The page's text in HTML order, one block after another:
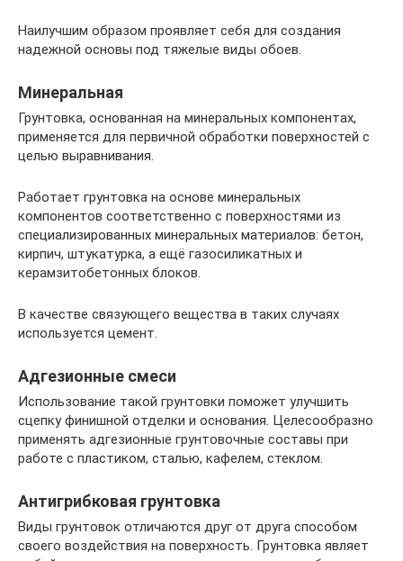
Наилучшим образом проявляет себя для создания
надежной основы под тяжелые виды обоев.
Минеральная
Грунтовка, основанная на минеральных компонентах,
применяется для первичной обработки поверхностей с
целью выравнивания.
Работает грунтовка на основе минеральных
компонентов соответственно с поверхностями из
специализированных минеральных материалов: бетон,
кирпич, штукатурка, а ещё газосиликатных и
керамзитобетонных блоков.
В качестве связующего вещества в таких случаях
используется цемент.
Адгезионные смеси
Использование такой грунтовки поможет улучшить
сцепку финишной отделки и основания. Целесообразно
применять адгезионные грунтовочные составы при
работе с пластиком, сталью, кафелем, стеклом.
Антигрибковая грунтовка
Виды грунтовок отличаются друг от друга способом
своего воздействия на поверхность. Грунтовка являет